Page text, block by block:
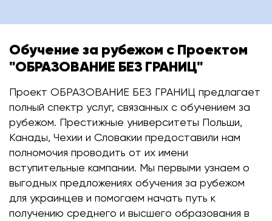
Обучение за рубежом с Проектом
"ОБРАЗОВАНИЕ БЕЗ ГРАНИЦ"
Проект ОБРАЗОВАНИЕ БЕЗ ГРАНИЦ предлагает
полный спектр услуг, связанных с обучением за
рубежом. Престижные университеты Польши,
Канады, Чехии и Словакии предоставили нам
полномочия проводить от их имени
вступительные кампании. Мы первыми узнаем о
выгодных предложениях обучения за рубежом
для украинцев и помогаем начать путь к
получению среднего и высшего образования в